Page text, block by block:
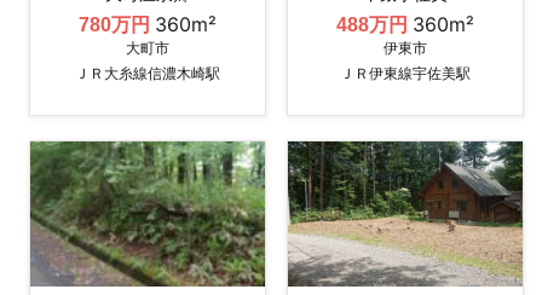
780万円 360m²
大町市
ＪＲ大糸線信濃木崎駅
488万円 360m²
伊東市
ＪＲ伊東線宇佐美駅